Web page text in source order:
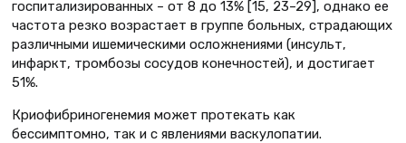
госпитализированных – от 8 до 13% [15, 23–29], однако ее
частота резко возрастает в группе больных, страдающих
различными ишемическими осложнениями (инсульт,
инфаркт, тромбозы сосудов конечностей), и достигает
51%.
Криофибриногенемия может протекать как
бессимптомно, так и с явлениями васкулопатии.